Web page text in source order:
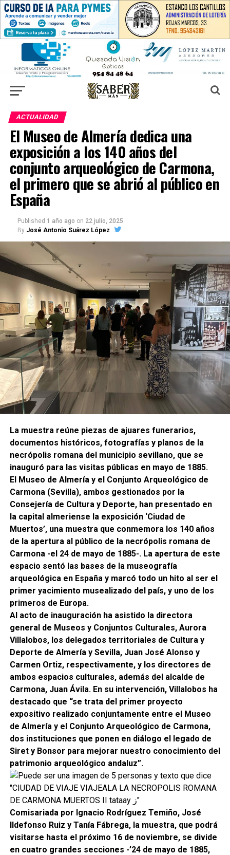
ACTUALIDAD
El Museo de Almería dedica una
exposición a los 140 años del
conjunto arqueológico de Carmona,
el primero que se abrió al público en
España
Published 1 año ago on 22 julio, 2025
By José Antonio Suárez López
La muestra reúne piezas de ajuares funerarios,
documentos históricos, fotografías y planos de la
necrópolis romana del municipio sevillano, que se
inauguró para las visitas públicas en mayo de 1885.
El Museo de Almería y el Conjunto Arqueológico de
Carmona (Sevilla), ambos gestionados por la
Consejería de Cultura y Deporte, han presentado en
la capital almeriense la exposición ‘Ciudad de
Muertos’, una muestra que conmemora los 140 años
de la apertura al público de la necrópolis romana de
Carmona -el 24 de mayo de 1885-. La apertura de este
espacio sentó las bases de la museografía
arqueológica en España y marcó todo un hito al ser el
primer yacimiento musealizado del país, y uno de los
primeros de Europa.
Al acto de inauguración ha asistido la directora
general de Museos y Conjuntos Culturales, Aurora
Villalobos, los delegados territoriales de Cultura y
Deporte de Almería y Sevilla, Juan José Alonso y
Carmen Ortiz, respectivamente, y los directores de
ambos espacios culturales, además del alcalde de
Carmona, Juan Ávila. En su intervención, Villalobos ha
destacado que “se trata del primer proyecto
expositivo realizado conjuntamente entre el Museo
de Almería y el Conjunto Arqueológico de Carmona,
dos instituciones que ponen en diálogo el legado de
Siret y Bonsor para mejorar nuestro conocimiento del
patrimonio arqueológico andaluz”.
Comisariada por Ignacio Rodríguez Temiño, José
Ildefonso Ruiz y Tanía Fábrega, la muestra, que podrá
visitarse hasta el próximo 16 de noviembre, se divide
en cuatro grandes secciones -’24 de mayo de 1885,